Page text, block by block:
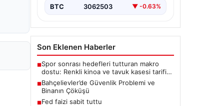
BTC 3062503 ▼ -0.63%
Son Eklenen Haberler
■Spor sonrası hedefleri tutturan makro
dostu: Renkli kinoa ve tavuk kasesi tarifi…
■Bahçelievler’de Güvenlik Problemi ve
Binanın Çöküşü
■Fed faizi sabit tuttu